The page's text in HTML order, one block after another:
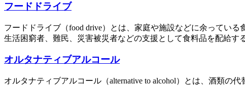
フードドライブ
フードドライブ（food drive）とは、家庭や施設などに余ってい
生活困窮者、難民、災害被災者などの支援として食料品を配給
オルタナティブアルコール
オルタナティブアルコール（alternative to alcohol）とは、酒類